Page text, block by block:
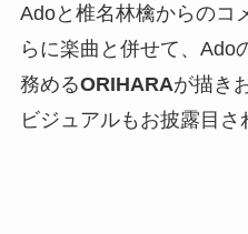
Adoと椎名林檎からのコ
らに楽曲と併せて、Ado
務めるORIHARAが描き
ビジュアルもお披露目さ